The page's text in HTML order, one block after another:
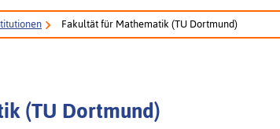
Fakultät für Mathematik (TU Dortmund)
(TU Dortmund)